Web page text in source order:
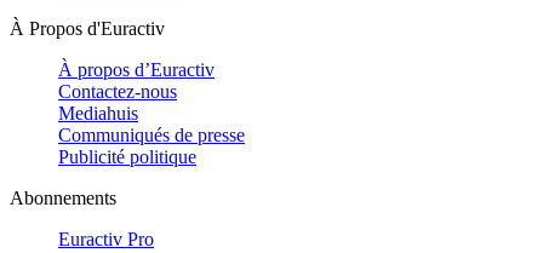
À Propos d'Euractiv
À propos d’Euractiv
Contactez-nous
Mediahuis
Communiqués de presse
Publicité politique
Abonnements
Euractiv Pro